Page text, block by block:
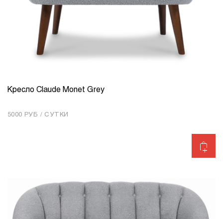
КОЛИЧЕСТВО 1
Кресло Claude Monet Grey
5000 РУБ / СУТКИ